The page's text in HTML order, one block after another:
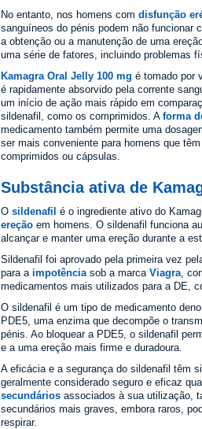
No entanto, nos homens com disfunção
sanguíneos do pénis podem não funcionar
a obtenção ou a manutenção de uma
uma série de fatores, incluindo problemas
Kamagra Oral Jelly 100 mg é tomado por
é rapidamente absorvido pela corrente
um início de ação mais rápido em
sildenafil, como os comprimidos. A forma
medicamento também permite uma
ser mais conveniente para homens que
comprimidos ou cápsulas.
Substância ativa de
O sildenafil é o ingrediente ativo do
ereção em homens. O sildenafil funciona
alcançar e manter uma ereção durante a
Sildenafil foi aprovado pela primeira vez
para a impotência sob a marca Viagra ,
medicamentos mais utilizados para a DE,
O sildenafil é um tipo de medicamento
PDE5, uma enzima que decompõe o
pénis. Ao bloquear a PDE5, o sildenafil
e a uma ereção mais firme e duradoura.
A eficácia e a segurança do sildenafil têm
geralmente considerado seguro e eficaz
secundários associados à sua utilização,
secundários mais graves, embora raros,
respirar.